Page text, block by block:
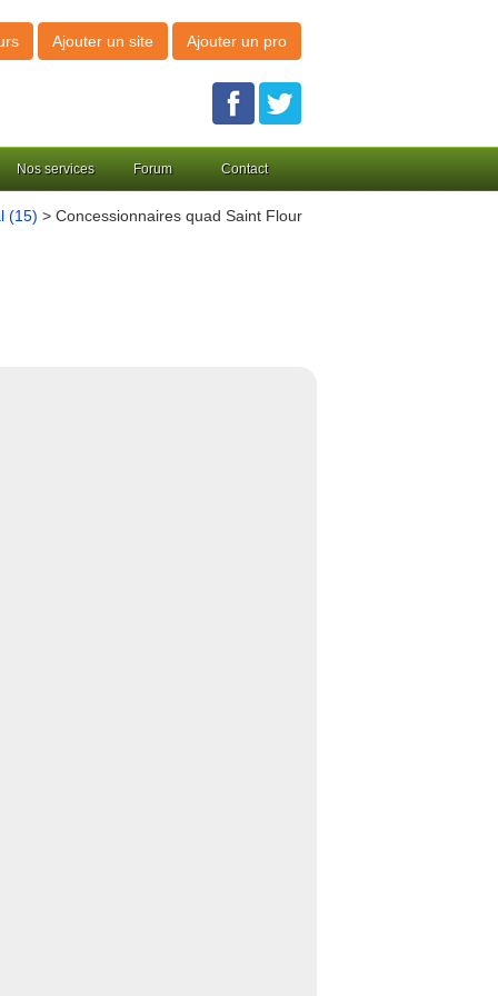
Ajouter un site Ajouter un pro
Nos services Forum Contact
(15) > Concessionnaires quad Saint Flour